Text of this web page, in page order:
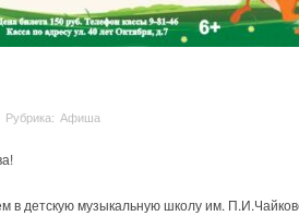
Рубрика: Афиша
в детскую музыкальную школу им.